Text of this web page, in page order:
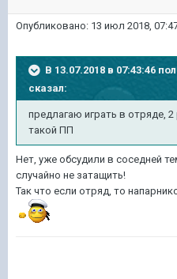
Опубликовано: 13 июл 2018,
В 13.07.2018 в 07:43:46
сказал:
предлагаю играть в отряде,
такой ПП
Нет, уже обсудили в соседней
случайно не затащить!
Так что если отряд, то